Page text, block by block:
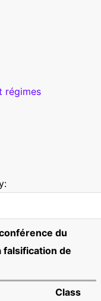
régimes
du
falsification de
Class